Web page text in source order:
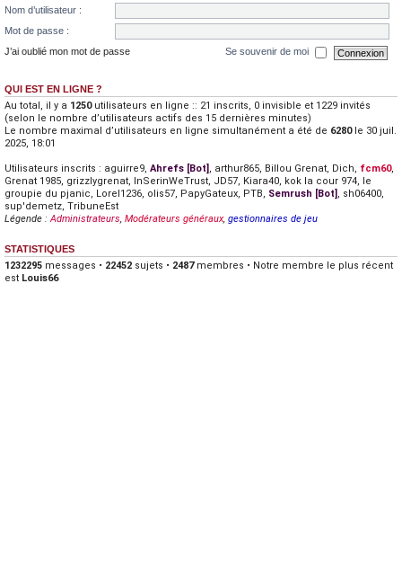
Nom d’utilisateur :
Mot de passe :
J’ai oublié mon mot de passe
Se souvenir de moi
QUI EST EN LIGNE ?
Au total, il y a 1250utilisateurs en ligne :: 21 inscrits, 0 invisible et 1229 invités
(selon le nombre d’utilisateurs actifs des 15 dernières minutes)
Le nombre maximal d’utilisateurs en ligne simultanément a été de 6280le 30 juil.
2025, 18:01
Utilisateurs inscrits : aguirre9, Ahrefs [Bot] , arthur865, Billou Grenat, Dich, fcm60,
Grenat 1985, grizzlygrenat, InSerinWeTrust, JD57, Kiara40, kok la cour 974, le
groupie du pjanic, Lorel1236, olis57, PapyGateux, PTB, Semrush [Bot] , sh06400,
sup'demetz, TribuneEst
Légende :Administrateurs, Modérateurs généraux, gestionnaires de jeu
STATISTIQUES
1232295 messages • 22452 sujets • 2487membres • Notre membre le plus récent
est Louis66